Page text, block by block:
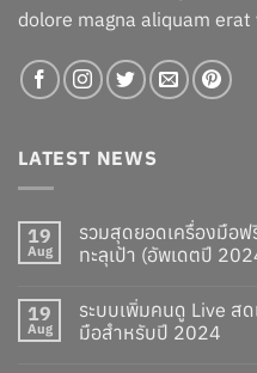
dolore magna aliquam
LATEST NEWS
19
Aug
รวมสุดยอดเครื่องมือฟ
ทะลุเป้า (อัพเดตปี
19
Aug
ระบบเพิ่มคนดู Live ส
มือสำหรับปี 2024